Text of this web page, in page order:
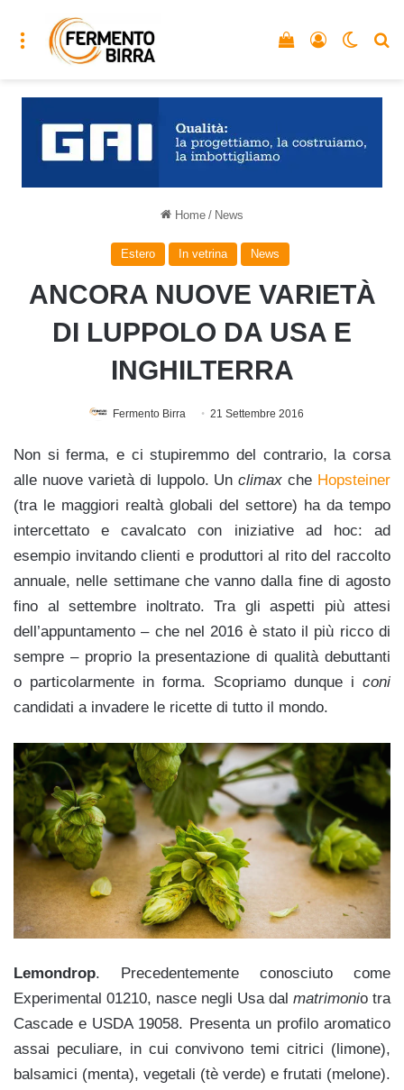
Menu Accedi
Vedi il carrello
Home / News
Estero In vetrina News
ANCORA NUOVE VARIETÀ
DI LUPPOLO DA USA E
INGHILTERRA
Fermento Birra 21 Settembre 2016
Non si ferma, e ci stupiremmo del contrario, la corsa
alle nuove varietà di luppolo. Unclimax che Hopsteiner
(tra le maggiori realtà globali del settore) ha da tempo
intercettato e cavalcato con iniziative ad hoc: ad
esempio invitando clienti e produttori al rito del raccolto
annuale, nelle settimane che vanno dalla fine di agosto
fino al settembre inoltrato. Tra gli aspetti più attesi
dell’appuntamento – che nel 2016 è stato il più ricco di
sempre – proprio la presentazione di qualità debuttanti
o particolarmente in forma. Scopriamo dunque i coni
candidati a invadere le ricette di tutto il mondo.
Lemondrop. Precedentemente conosciuto come
Experimental 01210, nasce negli Usa dal matrimonio tra
Cascade e USDA 19058. Presenta un profilo aromatico
assai peculiare, in cui convivono temi citrici (limone),
balsamici (menta), vegetali (tè verde) e frutati (melone).